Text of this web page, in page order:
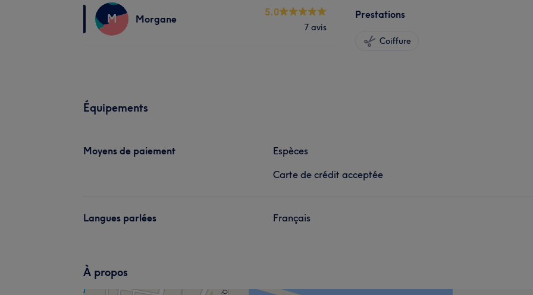
M Morgane
5.0
7 avis
Prestations
Coiffure
Équipements
Moyens de paiement
Espèces
Carte de crédit acceptée
Langues parlées Français
À propos